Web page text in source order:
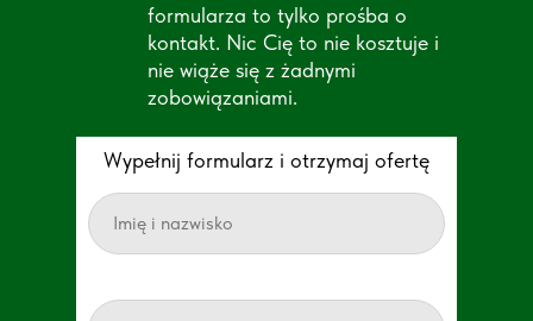
Wypełnij formularz i otrzymaj ofertę
formularza to tylko prośba o
kontakt. Nic Cię to nie kosztuje i
nie wiąże się z żadnymi
zobowiązaniami.